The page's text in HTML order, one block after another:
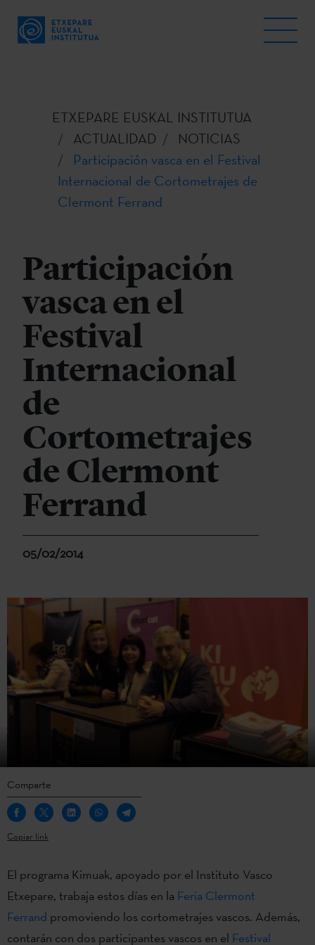
ETXEPARE EUSKAL INSTITUTUA
ACTUALIDAD
NOTICIAS
Participación vasca en el Festival
Internacional de Cortometrajes de
Clermont Ferrand
Participación
vasca en el
Festival
Internacional
de
Cortometrajes
de Clermont
Ferrand
05/02/2014
Comparte
Copiar link
El programa Kimuak, apoyado por el Instituto Vasco
Etxepare, trabaja estos días en la Feria Clermont
Ferrand promoviendo los cortometrajes vascos. Además,
contarán con dos participantes vascos en el Festival